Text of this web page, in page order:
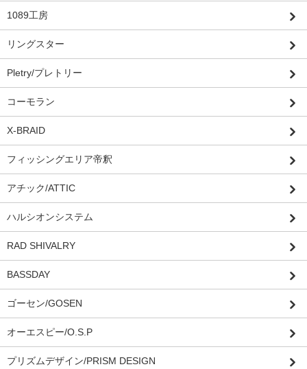
1089工房
リングスター
Pletry/プレトリー
コーモラン
X-BRAID
フィッシングエリア帝釈
アチック/ATTIC
ハルシオンシステム
RAD SHIVALRY
BASSDAY
ゴーセン/GOSEN
オーエスピー/O.S.P
プリズムデザイン/PRISM DESIGN